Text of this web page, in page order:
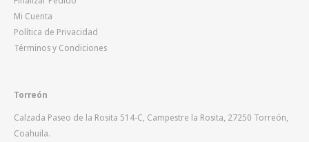
Mi Cuenta
Política de Privacidad
Términos y Condiciones
Torreón
Calzada Paseo de la Rosita 514-C, Campestre la Rosita, 27250 Torreón,
Coahuila.